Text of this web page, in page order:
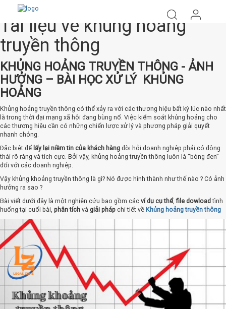
Tài liệu về khủng hoảng
truyền thông
KHỦNG HOẢNG TRUYỀN THÔNG - ẢNH
HƯỞNG – BÀI HỌC XỬ LÝ KHỦNG
HOẢNG
Khủng hoảng truyền thông có thể xảy ra với các thương hiệu bất kỳ lúc nào nhất
là trong thời đại mạng xã hội đang bùng nổ. Việc kiểm soát khủng hoảng cho
các thương hiệu cần có những chiến lược xử lý và phương pháp giải quyết
nhanh chóng.
Đặc biệt để lấy lại niềm tin của khách hàng đòi hỏi doanh nghiệp phải có động
thái rõ ràng và tích cực. Bởi vậy, khủng hoảng truyền thông luôn là “bóng đen”
đối với các doanh nghiệp.
Vậy khủng khoảng truyền thông là gì? Nó được hình thành như thế nào ? Có ảnh
hưởng ra sao ?
Bài viết dưới đây là một nghiên cứu bao gồm các ví dụ cụ thể,file dowload tình
huống tại cuối bài, phân tích và giải pháp chi tiết về Khủng hoảng truyền thông